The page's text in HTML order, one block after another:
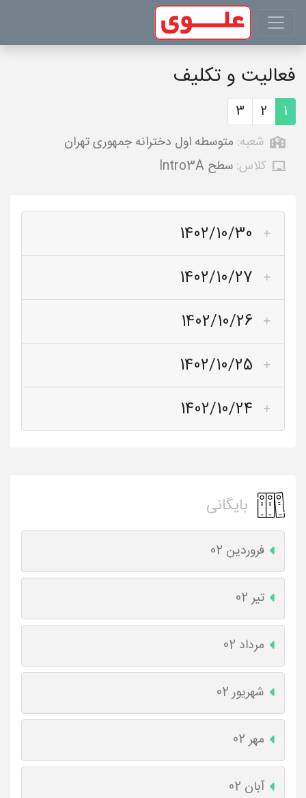
فعالیت و تکلیف
1
2
3
شعبه: متوسطه اول دخترانه جمهوری تهران
کلاس: سطح Intro3A
1402/10/30
1402/10/27
1402/10/26
1402/10/25
1402/10/24
بایگانی
فروردین 02
تیر 02
مرداد 02
شهریور 02
مهر 02
آبان 02